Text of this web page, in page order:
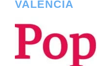
VALENCIA